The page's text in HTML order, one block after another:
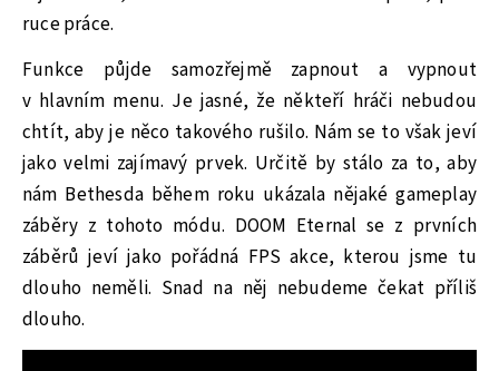
ruce práce.
Funkce půjde samozřejmě zapnout a vypnout
v hlavním menu. Je jasné, že někteří hráči nebudou
chtít, aby je něco takového rušilo. Nám se to však jeví
jako velmi zajímavý prvek. Určitě by stálo za to, aby
nám Bethesda během roku ukázala nějaké gameplay
záběry z tohoto módu. DOOM Eternal se z prvních
záběrů jeví jako pořádná FPS akce, kterou jsme tu
dlouho neměli. Snad na něj nebudeme čekat příliš
dlouho.